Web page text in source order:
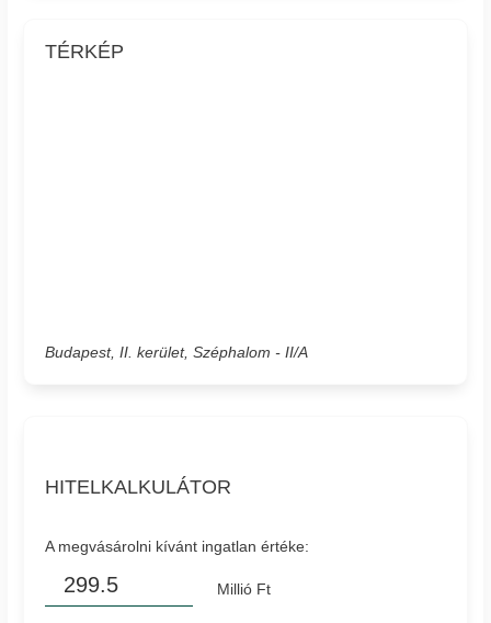
TÉRKÉP
Budapest, II. kerület, Széphalom - II/A
HITELKALKULÁTOR
A megvásárolni kívánt ingatlan értéke:
Millió Ft